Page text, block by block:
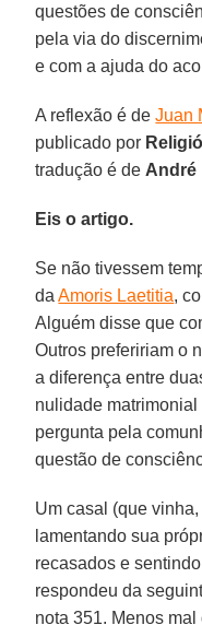
questões de
pela via do
e com a ajuda do
A reflexão é deJuan
publicado por
tradução é de André
Eis o artigo.
Se não tivessem
daAmoris Laetitia,
Alguém disse que
Outros prefeririam o
a diferença entre
nulidade
pergunta pela
questão de
Um casal (que
lamentando sua
recasados e
respondeu da
nota 351. Menos